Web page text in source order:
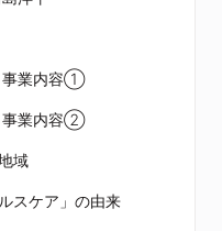
事業内容①
事業内容②
域
スケア」の由来